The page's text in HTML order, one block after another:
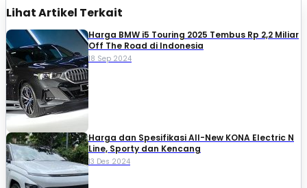
Lihat Artikel Terkait
Harga BMW i5 Touring 2025 Tembus Rp 2,2 Miliar
Off The Road di Indonesia
18 Sep 2024
Harga dan Spesifikasi All-New KONA Electric N
Line, Sporty dan Kencang
13 Des 2024